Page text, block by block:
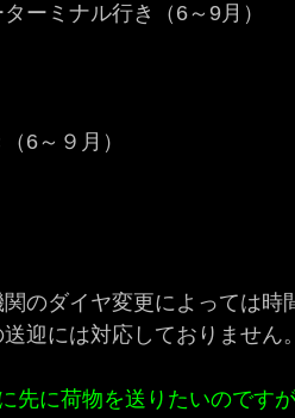
ーミナル行き（6～9月）
6～９月）
のダイヤ変更によっては
送迎には対応しておりません
先に荷物を送りたいのですが